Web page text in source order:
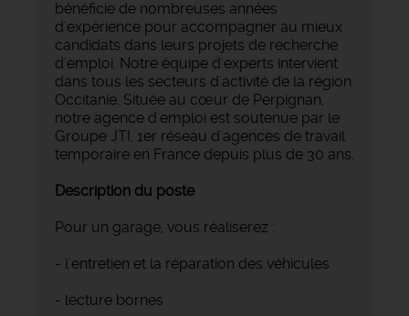
bénéficie de nombreuses années
d'expérience pour accompagner au mieux
candidats dans leurs projets de recherche
d'emploi. Notre équipe d'experts intervient
dans tous les secteurs d'activité de la région
Occitanie. Située au cœur de Perpignan,
notre agence d'emploi est soutenue par le
Groupe JTI, 1er réseau d'agences de travail
temporaire en France depuis plus de 30 ans.
Description du poste
Pour un garage, vous réaliserez :
- l'entretien et la réparation des véhicules
- lecture bornes